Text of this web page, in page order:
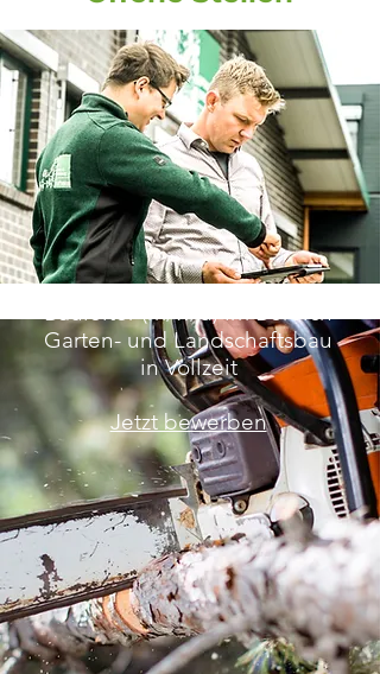
Bauleiter (m/w/d) im Bereich
Garten- und Landschaftsbau
in Vollzeit
Jetzt bewerben